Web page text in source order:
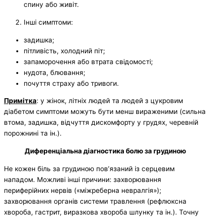
спину або живіт.
Інші симптоми:
задишка;
пітливість, холодний піт;
запаморочення або втрата свідомості;
нудота, блювання;
почуття страху або тривоги.
Примітка: у жінок, літніх людей та людей з цукровим
діабетом симптоми можуть бути менш вираженими (сильна
втома, задишка, відчуття дискомфорту у грудях, черевній
порожнині та ін.).
Диференціальна діагностика болю за грудиною
Не кожен біль за грудиною пов’язаний із серцевим
нападом. Можливі інші причини: захворювання
периферійних нервів («міжреберна невралгія»);
захворювання органів системи травлення (рефлюксна
хвороба, гастрит, виразкова хвороба шлунку та ін.). Точну